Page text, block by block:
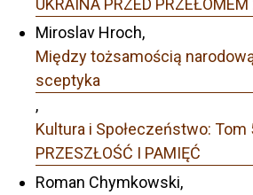
UKRAINA PRZED
Miroslav Hroch,
Między tożsamością
sceptyka
,
Kultura i Społeczeństwo: Tom
PRZESZŁOŚĆ I PAMIĘĆ
Roman Chymkowski,